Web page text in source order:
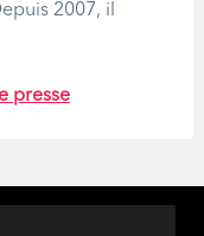
2007, il
presse